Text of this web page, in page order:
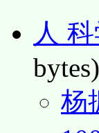
人
bytes)
杨